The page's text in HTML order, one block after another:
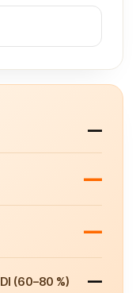
—
—
—
(60–80 %) —